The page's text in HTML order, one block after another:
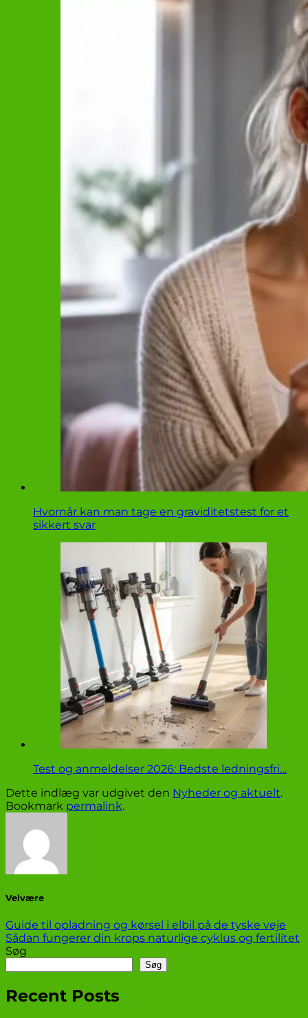
Hvornår kan man tage en graviditetstest for et
sikkert svar
Test og anmeldelser 2026: Bedste ledningsfri…
Dette indlæg var udgivet den Nyheder og aktuelt.
Bookmark permalink.
Velvære
Guide til opladning og kørsel i elbil på de tyske veje
Sådan fungerer din krops naturlige cyklus og fertilitet
Søg
Søg
Recent Posts